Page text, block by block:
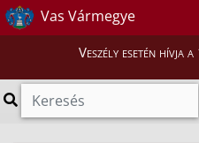
Vas Vármegye
Veszély esetén hívja